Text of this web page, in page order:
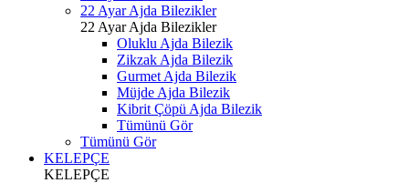
22 Ayar Ajda Bilezikler
22 Ayar Ajda Bilezikler
Oluklu Ajda Bilezik
Zikzak Ajda Bilezik
Gurmet Ajda Bilezik
Müjde Ajda Bilezik
Kibrit Çöpü Ajda Bilezik
Tümünü Gör
Tümünü Gör
KELEPÇE
KELEPÇE